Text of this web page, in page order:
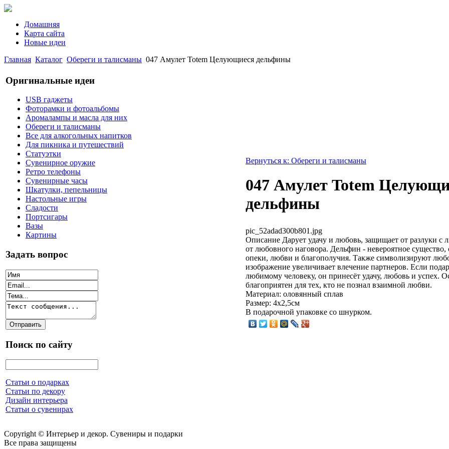
Домашняя
Карта сайта
Новые идеи
Главная Каталог Обереги и талисманы 047 Амулет Totem Целующиеся дельфины
Оригинальные идеи
USB гаджеты
Фоторамки и фотоальбомы
Аромалампы и масла для них
Обереги и талисманы
Все для алкогольных напитков
Для пикника и путешествий
Статуэтки
Сувенирное оружие
Ретро телефоны
Сувенирные часы
Шкатулки, пепельницы
Настольные игры
Сладости
Портсигары
Вазы
Картины
Задать вопрос
Поиск по сайту
Статьи о подарках
Статьи по декору
Дизайн интерьера
Статьи о сувенирах
Вернуться к: Обереги и талисманы
047 Амулет Totem
дельфины
pic_52adad300b801.jpg
Описание Дарует удачу и любовь, защищает от разлуки с
от любовного наговора. Дельфин - невероятное существо,
опеки, любви и благополучия. Также символизируют
изображение увеличивает влечение партнеров. Если
любимому человеку, он принесёт удачу, любовь и успех.
благоприятен для тех, кто не познал взаимной любви.
Материал: оловянный сплав
Размер: 4х2,5см
В подарочной упаковке со шнурком.
Copyright © Интерьер и декор. Сувениры и подарки
Все права защищены